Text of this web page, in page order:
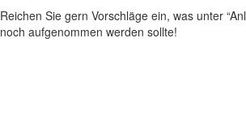
Reichen Sie gern Vorschläge ein, was unter
noch aufgenommen werden sollte!